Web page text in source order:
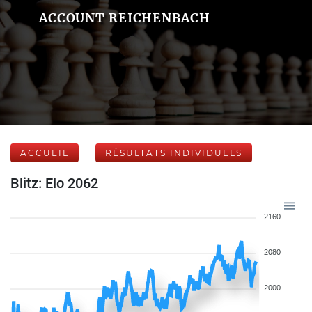
ACCOUNT REICHENBACH
ACCUEIL RÉSULTATS INDIVIDUELS
Blitz: Elo 2062
2160
2080
2000